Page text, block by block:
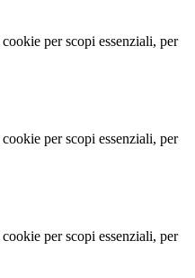
per scopi essenziali, per
per scopi essenziali, per
per scopi essenziali, per